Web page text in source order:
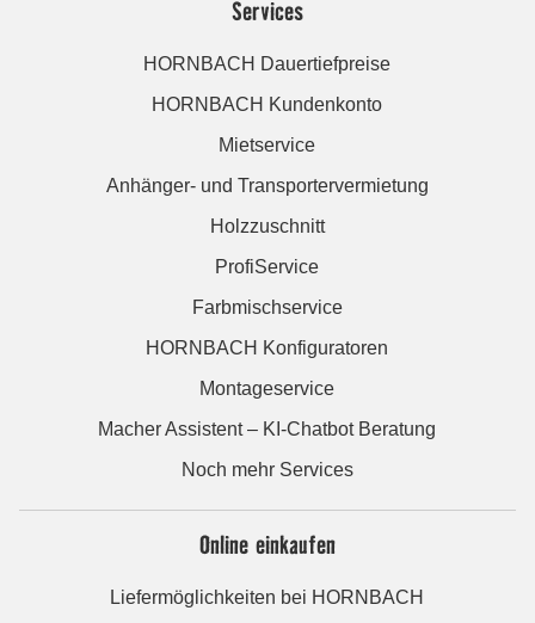
Services
HORNBACH Dauertiefpreise
HORNBACH Kundenkonto
Mietservice
Anhänger- und Transportervermietung
Holzzuschnitt
ProfiService
Farbmischservice
HORNBACH Konfiguratoren
Montageservice
Macher Assistent – KI-Chatbot Beratung
Noch mehr Services
Online einkaufen
Liefermöglichkeiten bei HORNBACH